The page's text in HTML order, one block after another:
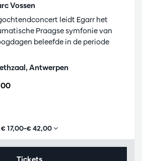
Vossen
leidt Egarr het
Praagse symfonie van
beleefde in de periode
Antwerpen
€ 17,00–€ 42,00